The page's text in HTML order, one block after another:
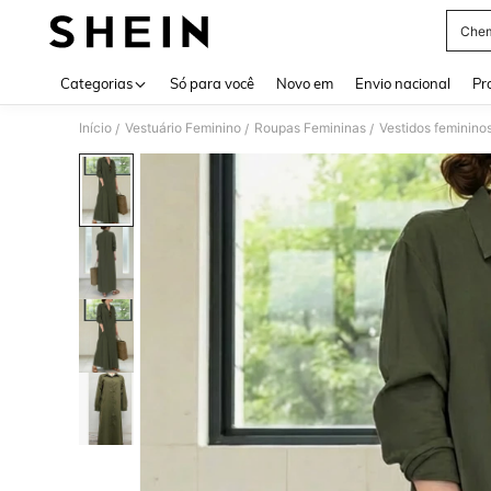
Categorias Só para você Novo em Envio nacional
Início / Vestuário Feminino / Roupas Femininas / Vestidos